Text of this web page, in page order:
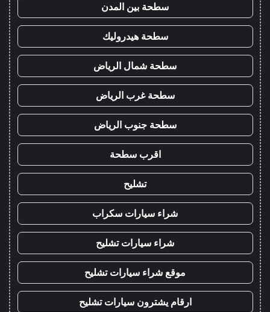
سطحة بين المدن
سطحة هيدروليك
سطحة شمال الرياض
سطحة غرب الرياض
سطحة جنوب الرياض
اقرب سطحة
تشليح
شراء سيارات سكراب
شراء سيارات تشليح
موقع شراء سيارات تشليح
ارقام يشترون سيارات تشليح